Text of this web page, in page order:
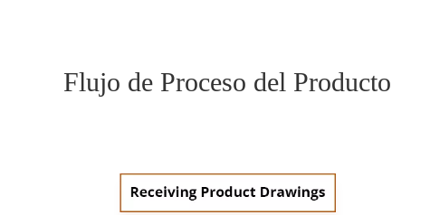
Flujo de Proceso del Producto